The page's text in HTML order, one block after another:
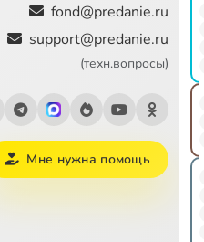
fond@predanie.ru
support@predanie.ru
(техн.вопросы)
Мне нужна помощь